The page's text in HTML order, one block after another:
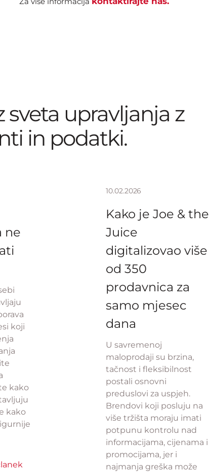
sveta upravljanja z
in podatki.
ne
koji
kako
kako
10.02.2026
Kako je Joe & the
Juice
digitalizovao više
od 350
prodavnica za
samo mjesec
dana
U savremenoj
maloprodaji su brzina,
tačnost i fleksibilnost
postali osnovni
preduslovi za uspjeh.
Brendovi koji posluju na
više tržišta moraju imati
potpunu kontrolu nad
informacijama, cijenama i
promocijama, jer i
najmanja greška može